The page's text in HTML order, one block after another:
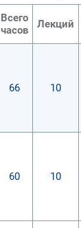
Всего
часов
Лекций
66 10
60 10